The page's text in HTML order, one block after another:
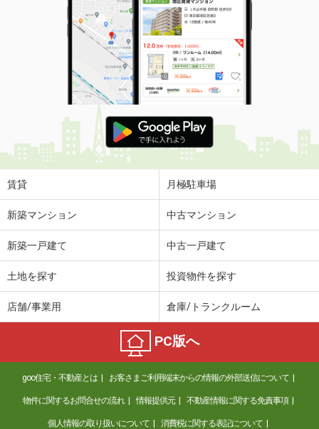
賃貸 月極駐車場
新築マンション 中古マンション
新築一戸建て 中古一戸建て
土地を探す 投資物件を探す
店舗/事業用 倉庫/トランクルーム
PC版へ
goo住宅・不動産とは お客さまご利用端末からの情報の外部送信について
物件に関するお問合せの流れ 情報提供元 不動産情報に関する免責事項
個人情報の取り扱いについて 消費税に関する表記について